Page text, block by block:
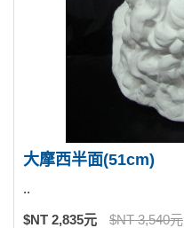
大摩西半面(51cm)
..
$NT 2,835元 $NT 3,540元